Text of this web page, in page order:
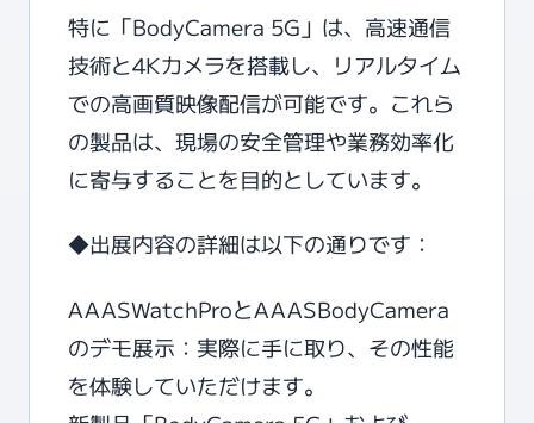
特に「BodyCamera 5G」は、高速通信
技術と4Kカメラを搭載し、リアルタイム
での高画質映像配信が可能です。これら
の製品は、現場の安全管理や業務効率化
に寄与することを目的としています。
◆出展内容の詳細は以下の通りです：
AAASWatchProとAAASBodyCamera
のデモ展示：実際に手に取り、その性能
を体験していただけます。